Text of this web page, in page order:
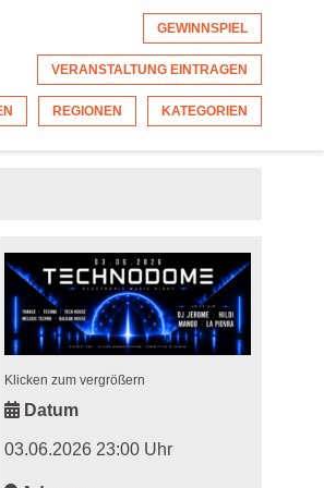
GEWINNSPIEL
VERANSTALTUNG EINTRAGEN
REGIONEN KATEGORIEN
Klicken zum vergrößern
Datum
03.06.2026 23:00 Uhr